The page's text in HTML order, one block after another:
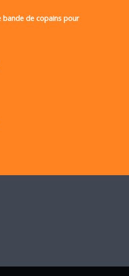
bande de copains pour